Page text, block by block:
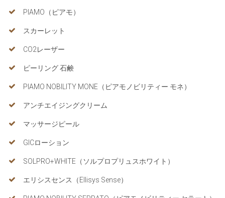
PIAMO（ピアモ）
スカーレット
CO2レーザー
ピーリング 石鹸
PIAMO NOBILITY MONE（ピアモノビリティー モネ）
アンチエイジングクリーム
マッサージピール
GICローション
SOLPRO+WHITE（ソルプロプリュスホワイト）
エリシスセンス（Ellisys Sense）